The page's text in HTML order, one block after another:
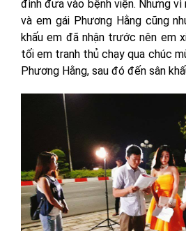
đình đưa vào bệnh viện. Nhưng
và em gái Phương Hằng cũng
khấu em đã nhận trước nên em
tối em tranh thủ chạy qua chúc
Phương Hằng, sau đó đến sân